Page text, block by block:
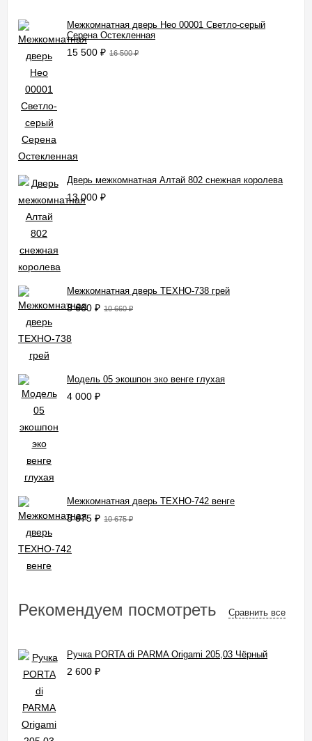
Межкомнатная дверь Нео 00001 Светло-серый
Серена Остекленная
15 500 ₽ 16 500₽
Дверь межкомнатная Алтай 802 снежная королева
13 000 ₽
Межкомнатная дверь ТЕХНО-738 грей
8 660 ₽ 10 660₽
Модель 05 экошпон эко венге глухая
4 000 ₽
Межкомнатная дверь ТЕХНО-742 венге
8 675 ₽ 10 675₽
Рекомендуем посмотреть Сравнить все
Ручка PORTA di PARMA Origami 205,03 Чёрный
2 600 ₽